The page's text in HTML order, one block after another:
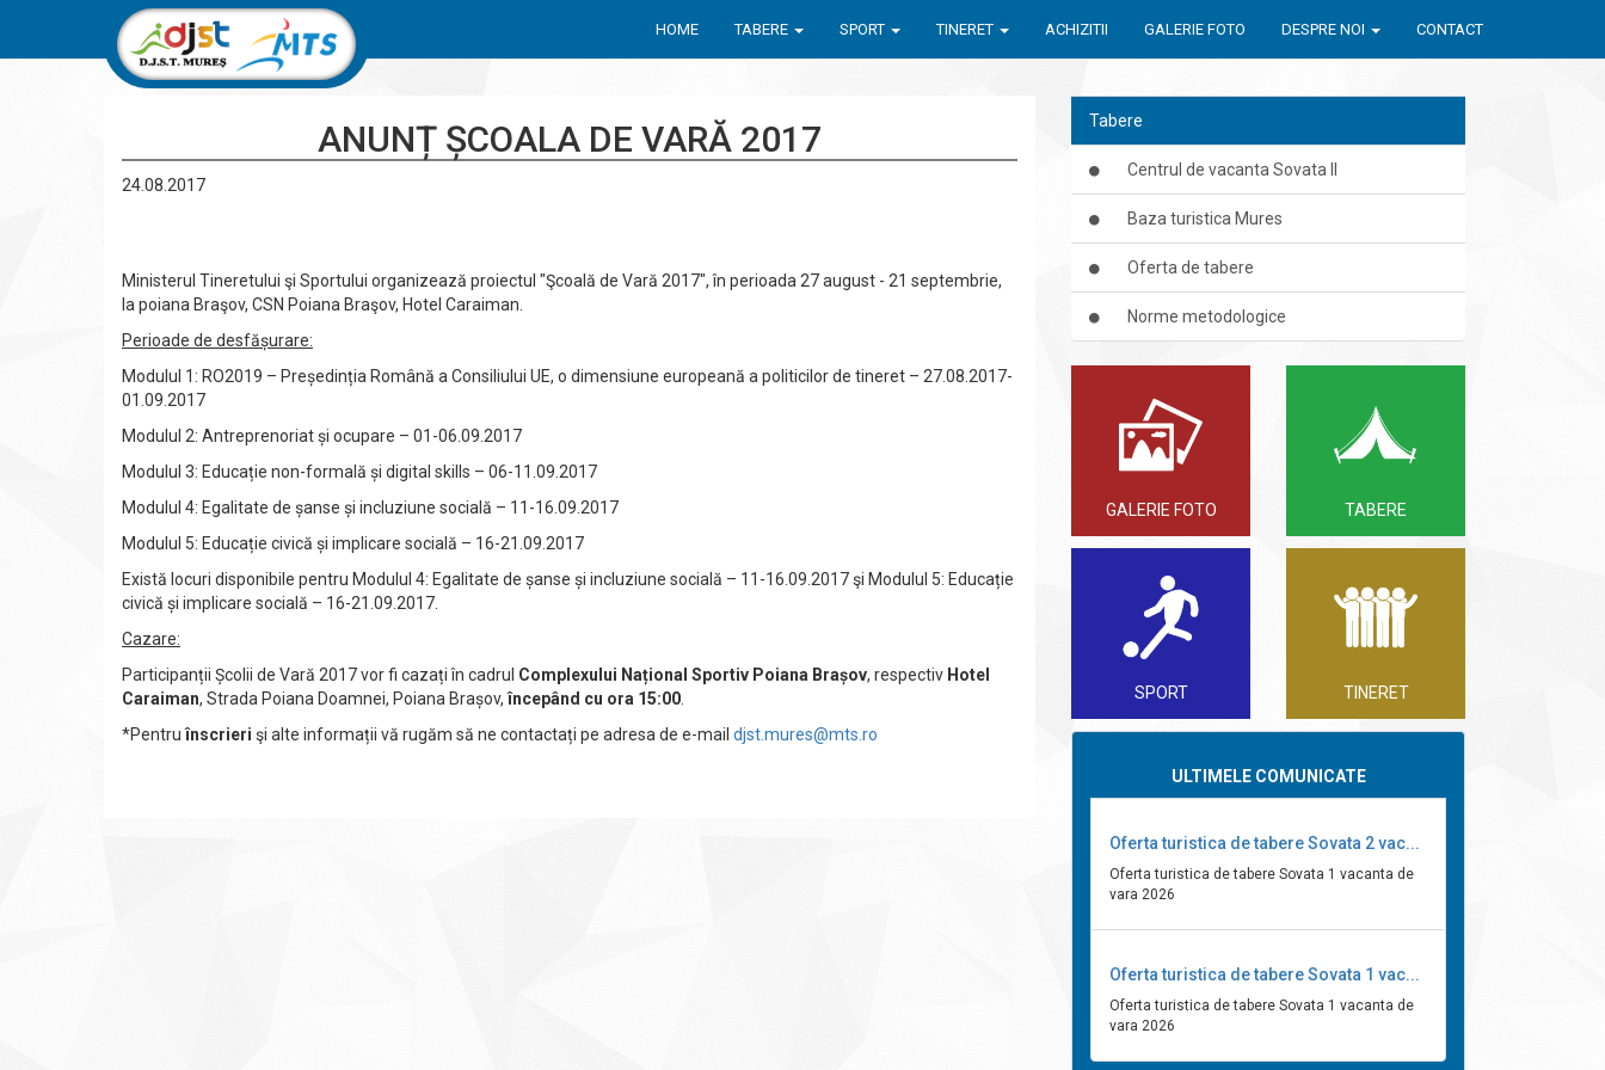
HOME TABERE SPORT TINERET ACHIZITII GALERIE FOTO DESPRE NOI CONTACT
ANUNȚ ȘCOALA DE VARĂ 2017
24.08.2017
Ministerul Tineretului şi Sportului organizează proiectul "Şcoală de Vară 2017", în perioada 27 august - 21 septembrie,
la poiana Braşov, CSN Poiana Braşov, Hotel Caraiman.
Perioade de desfășurare:
Modulul 1: RO2019 – Președinția Română a Consiliului UE, o dimensiune europeană a politicilor de tineret – 27.08.2017-
01.09.2017
Modulul 2: Antreprenoriat și ocupare – 01-06.09.2017
Modulul 3: Educație non-formală și digital skills – 06-11.09.2017
Modulul 4: Egalitate de șanse și incluziune socială – 11-16.09.2017
Modulul 5: Educație civică și implicare socială – 16-21.09.2017
Există locuri disponibile pentru Modulul 4: Egalitate de șanse și incluziune socială – 11-16.09.2017 şi Modulul 5: Educație
civică și implicare socială – 16-21.09.2017.
Cazare:
Participanții Școlii de Vară 2017 vor fi cazați în cadrul Complexului Național Sportiv Poiana Brașov, respectiv Hotel
Caraiman, Strada Poiana Doamnei, Poiana Brașov,începând cu ora 15:00
*Pentruînscrieri şi alte informații vă rugăm să ne contactați pe adresa de e-mail djst.mures@mts.ro
Tabere
Centrul de vacanta Sovata II
Baza turistica Mures
Oferta de tabere
Norme metodologice
GALERIE FOTO TABERE
SPORT TINERET
ULTIMELE COMUNICATE
Oferta turistica de tabere Sovata 2 vac...
Oferta turistica de tabere Sovata 1 vacanta de
vara 2026
Oferta turistica de tabere Sovata 1 vac...
Oferta turistica de tabere Sovata 1 vacanta de
vara 2026